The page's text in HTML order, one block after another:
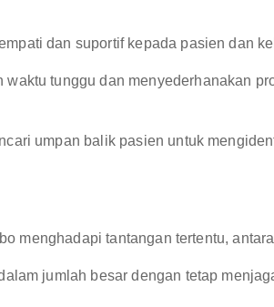
dan suportif kepada pasien dan
waktu tunggu dan menyederhanakan
umpan balik pasien untuk
menghadapi tantangan tertentu,
jumlah besar dengan tetap